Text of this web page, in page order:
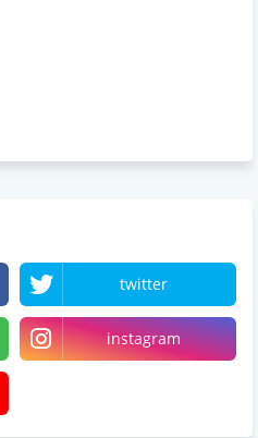
twitter
instagram